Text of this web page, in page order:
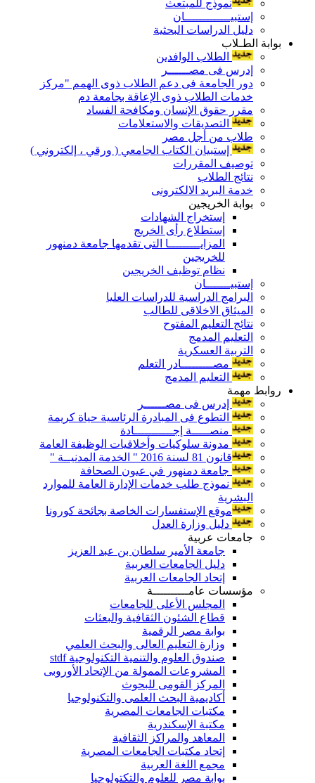
نموذج للمبتعث
إستبيـــــــــــــان
دليل الدراسات البحثية
بوابة الطـلاب
الطلاب الوافدين
إدرس فى مصــــــر
دور الجامعة فى دعم الطلاب ذوى الهمم "مركز
خدمات الطلاب ذوى الإعاقة بجامعة دم
مقرر حقوق الإنسان ومكافحة الفساد
التصديقات والاستعلامات
طلاب من أجل مصر
إستبيان الكتاب الجامعي ( ورقي ، إلكتروني )
توصيف المقررات
نتائج الطلاب
خدمة البريد الالكترونى
بوابة الخريجين
إستخراج الشهادات
إستطلاع رأى الخريج
المزايـــــــــا التى تقدمها جامعة دمنهور
للخريجين
نظام توظيف الخريجين
إستبيـــــــان
البرامج الدراسية للدراسات العليا
الميثاق الاخلاقى للطالب
نتائج التعليم المفتوح
التعليم المدمج
التربية العسكرية
مصـــــــــادر التعلم
التعليم المدمج
روابط مهمة
إدرس فى مصــــــر
التطوع فى المبادرة الرئاسية حياة كريمة
منصـــــة إجـــــــــــادة
مدونة سلوكيات وأخلاقيات الوظيفة العامة
قانون 81 لسنة 2016 " الخدمة المدنيــة "
جامعة دمنهور في عيون الصحافة
نموذج طلب خدمات الإدارة العامة للموارد
البشرية
موقع الإستفسارات الخاصة بجائحة كورونا
دليل وزارة العدل
جامعات عربية
جامعة الأمير سلطان بن عبد العزيز
دليل الجامعات العربية
إتحاد الجامعات العربية
مؤسسات عامــــــــــة
المجلس الأعلى للجامعات
قطاع الشئون الثقافية والبعثات
بوابة مصر الرقمية
وزارة التعليم العالى والبحث العلمي
صندوق العلوم والتنمية التكنولوجية stdf
المشروعات الممولة من الإتحاد الأوروبى
المركز القومى للبحوث
أكاديمية البحث العلمى والتكنولوجيا
مكتبات الجامعات المصرية
مكتبة الإسكندرية
المعاهد والمراكز الثقافية
إتحاد مكتبات الجامعات المصرية
مجمع اللغة العربية
بوابة مصر للعلوم والتكتولوجيا